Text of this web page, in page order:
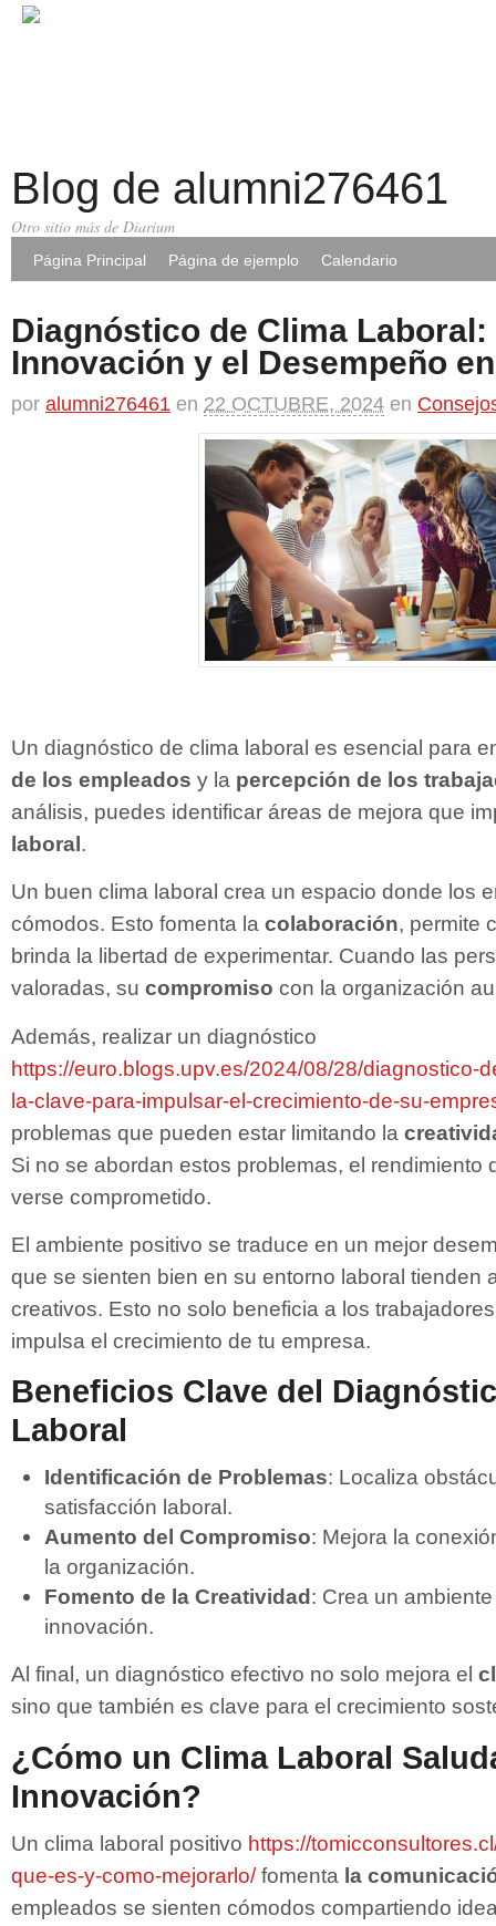
Blog de alumni276461
Otro sitio más de Diarium
Página Principal Página de ejemplo Calendario
Diagnóstico de Clima
Innovación y el Desempeño
por alumni276461 en 22 OCTUBRE, 2024 en
Un diagnóstico de clima laboral es esencial para
de los empleados y la percepción de los
análisis, puedes identificar áreas de mejora que
laboral.
Un buen clima laboral crea un espacio donde los
cómodos. Esto fomenta la colaboración, permite
brinda la libertad de experimentar. Cuando las
valoradas, su compromiso con la organización
Además, realizar un diagnóstico
https://euro.blogs.upv.es/2024/08/28/diagnostico-
la-clave-para-impulsar-el-crecimiento-de-su-
problemas que pueden estar limitando la
Si no se abordan estos problemas, el rendimiento
verse comprometido.
El ambiente positivo se traduce en un mejor
que se sienten bien en su entorno laboral tienden
creativos. Esto no solo beneficia a los
impulsa el crecimiento de tu empresa.
Beneficios Clave del
Laboral
Identificación de Problemas: Localiza
satisfacción laboral.
Aumento del Compromiso: Mejora la
la organización.
Fomento de la Creatividad: Crea un
innovación.
Al final, un diagnóstico efectivo no solo mejora el
sino que también es clave para el crecimiento
¿Cómo un Clima Laboral
Innovación?
Un clima laboral positivo https://
que-es-y-como-mejorarlo/fomenta la
empleados se sienten cómodos compartiendo